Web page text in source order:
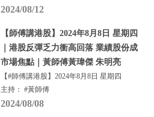
2024/08/12
【師傅講港股】2024年8月8日 星期四
｜港股反彈乏力衝高回落 業績股份成
市場焦點｜黃師傅黃瑋傑 朱明亮
【#師傅講港股】2024年8月8日 星期四
主持： #黃師傅
2024/08/08